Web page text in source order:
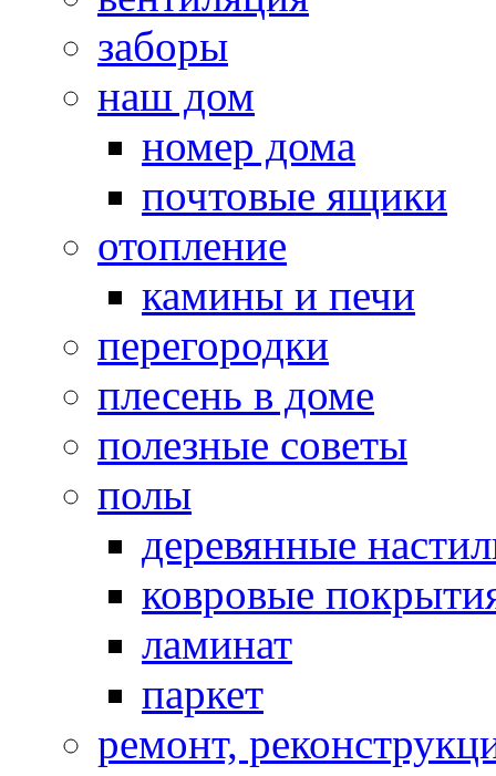
заборы
наш дом
номер дома
почтовые ящики
отопление
камины и печи
перегородки
плесень в доме
полезные советы
полы
деревянные
ковровые
ламинат
паркет
ремонт,